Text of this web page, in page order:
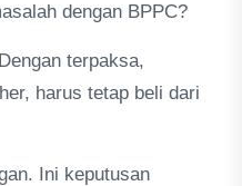
dengan BPPC?
terpaksa,
harus tetap beli dari
Ini keputusan